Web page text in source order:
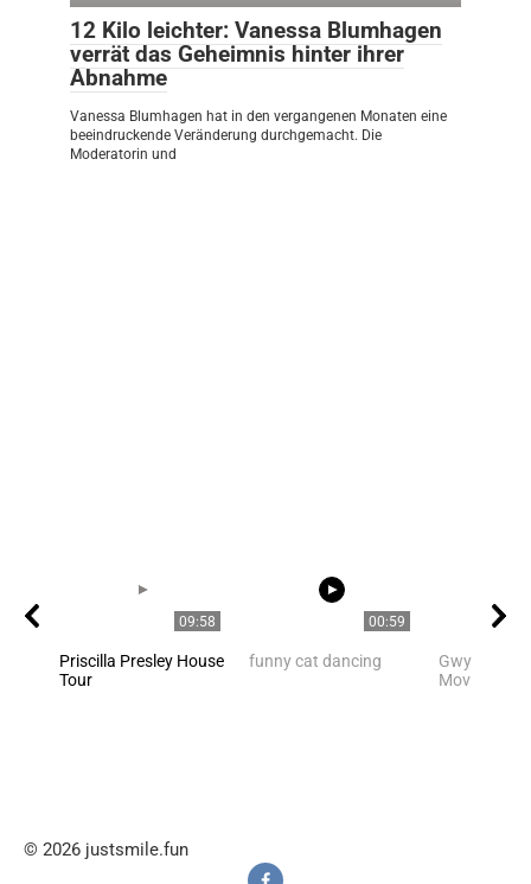
12 Kilo leichter: Vanessa Blumhagen
verrät das Geheimnis hinter ihrer
Abnahme
Vanessa Blumhagen hat in den vergangenen Monaten eine
beeindruckende Veränderung durchgemacht. Die
Moderatorin und
09:58
Priscilla Presley House
Tour
00:59
funny cat dancing
Gwyneth
Movie
© 2026 justsmile.fun